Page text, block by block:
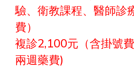
驗、衛教課程、醫師診
費）
複診2,100元（含掛號費
兩週藥費)